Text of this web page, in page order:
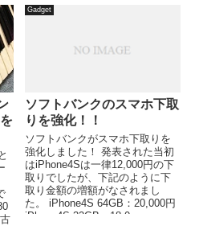
Gadget
ソフトバンクのスマホ下取
りを強化！！
ソフトバンクがスマホ下取りを
強化しました！ 発表された当初
はiPhone4Sは一律12,000円の下
取りでしたが、下記のように下
取り金額の増額がなされまし
た。 iPhone4S 64GB：20,000円
iPhone4S 32GB：18,0...